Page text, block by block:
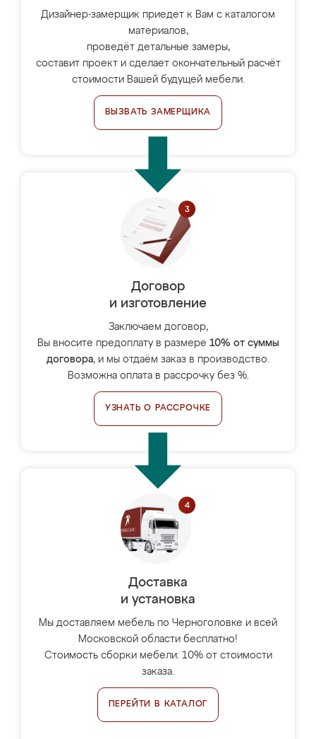
Дизайнер-замерщик приедет к Вам с каталогом
материалов,
проведёт детальные замеры,
составит проект и сделает окончательный расчёт
стоимости Вашей будущей мебели.
ВЫЗВАТЬ ЗАМЕРЩИКА
Договор
и изготовление
Заключаем договор,
Вы вносите предоплату в размере 10% от суммы
договора, и мы отдаём заказ в производство.
Возможна оплата в рассрочку без %.
УЗНАТЬ О РАССРОЧКЕ
Доставка
и установка
Мы доставляем мебель по Черноголовке и всей
Московской области бесплатно!
Стоимость сборки мебели: 10% от стоимости
заказа.
ПЕРЕЙТИ В КАТАЛОГ